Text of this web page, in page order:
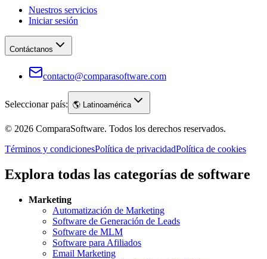
Nuestros servicios
Iniciar sesión
Contáctanos
contacto@comparasoftware.com
Seleccionar país: 🌎 Latinoamérica
© 2026 ComparaSoftware. Todos los derechos reservados.
Términos y condicionesPolítica de privacidadPolítica de cookies
Explora todas las categorías de software
Marketing
Automatización de Marketing
Software de Generación de Leads
Software de MLM
Software para Afiliados
Email Marketing